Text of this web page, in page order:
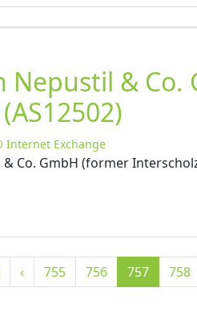
Nepustil & Co.
Internet Exchange
Co. GmbH (former
‹
P
a
755
P
a
756
C
u
757
P
a
758